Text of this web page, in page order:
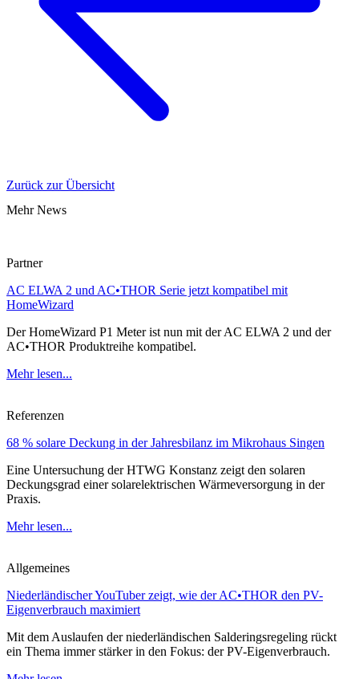
Zurück zur Übersicht
Mehr News
Partner
AC ELWA 2 und AC•THOR Serie jetzt kompatibel mit
HomeWizard
Der HomeWizard P1 Meter ist nun mit der AC ELWA 2 und der
AC•THOR Produktreihe kompatibel.
Mehr lesen...
Referenzen
68 % solare Deckung in der Jahresbilanz im Mikrohaus Singen
Eine Untersuchung der HTWG Konstanz zeigt den solaren
Deckungsgrad einer solarelektrischen Wärmeversorgung in der
Praxis.
Mehr lesen...
Allgemeines
Niederländischer YouTuber zeigt, wie der AC•THOR den PV-
Eigenverbrauch maximiert
Mit dem Auslaufen der niederländischen Salderingsregeling rückt
ein Thema immer stärker in den Fokus: der PV-Eigenverbrauch.